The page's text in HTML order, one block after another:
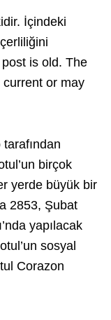
İçindeki
is old. The
or may
birçok
yerde büyük bir
2853, Şubat
yapılacak
sosyal
Corazon